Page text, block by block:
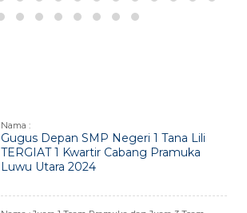
Nama :
Gugus Depan SMP Negeri 1 Tana Lili
TERGIAT 1 Kwartir Cabang Pramuka
Luwu Utara 2024